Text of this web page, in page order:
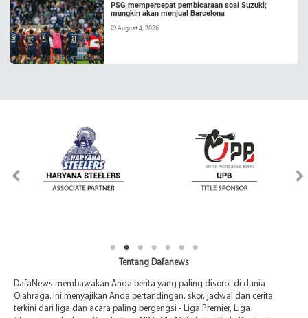
PSG mempercepat pembicaraan soal Suzuki;
mungkin akan menjual Barcelona
August 4, 2026
Tentang Dafanews
DafaNews membawakan Anda berita yang paling disorot di dunia
Olahraga. Ini menyajikan Anda pertandingan, skor, jadwal dan cerita
terkini dari liga dan acara paling bergengsi - Liga Premier, Liga